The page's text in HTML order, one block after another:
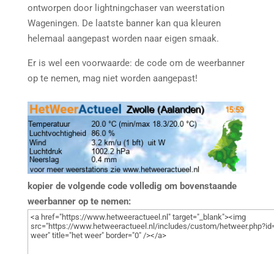
ontworpen door lightningchaser van weerstation
Wageningen. De laatste banner kan qua kleuren
helemaal aangepast worden naar eigen smaak.
Er is wel een voorwaarde: de code om de weerbanner
op te nemen, mag niet worden aangepast!
kopier de volgende code volledig om bovenstaande
weerbanner op te nemen: